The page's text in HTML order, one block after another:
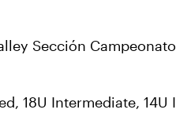
Sección
18U Intermediate, 14U